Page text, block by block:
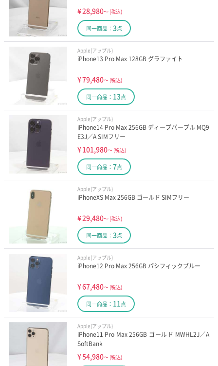
¥28,980～ (税込)
同一商品： 3点
Apple(アップル)
iPhone13 Pro Max 128GB グラファイト
¥79,480～ (税込)
同一商品： 13点
Apple(アップル)
iPhone14 Pro Max 256GB ディープパープル MQ9
E3J／A SIMフリー
¥101,980～ (税込)
同一商品： 7点
Apple(アップル)
iPhoneXS Max 256GB ゴールド SIMフリー
¥29,480～ (税込)
同一商品： 3点
Apple(アップル)
iPhone12 Pro Max 256GB パシフィックブルー
¥67,480～ (税込)
同一商品： 11点
Apple(アップル)
iPhone11 Pro Max 256GB ゴールド MWHL2J／A
SoftBank
¥54,980～ (税込)